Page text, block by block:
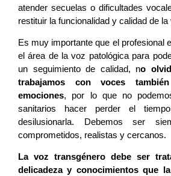
atender secuelas o dificultades
restituir la funcionalidad y calidad de la
Es muy importante que el profesional
el área de la voz patológica para
un seguimiento de calidad, no
trabajamos con voces
emociones, por lo que no
sanitarios hacer perder el
desilusionarla. Debemos ser
comprometidos, realistas y cercanos.
La voz transgénero debe ser
delicadeza y conocimientos que